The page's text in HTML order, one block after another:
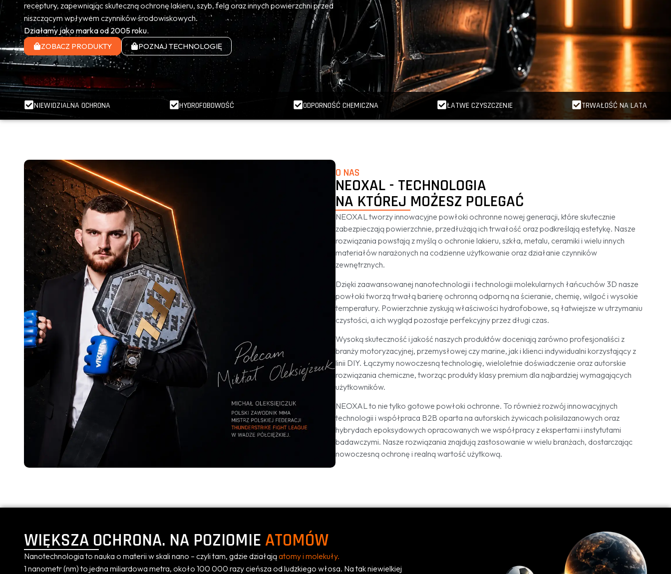
receptury, zapewniając skuteczną ochronę lakieru, szyb, felg oraz innych powierzchni przed
niszczącym wpływem czynników środowiskowych.
Działamy jako marka od 2005 roku.
ZOBACZ PRODUKTY POZNAJ TECHNOLOGIĘ
NIEWIDZIALNA OCHRONA HYDROFOBOWOŚĆ ODPORNOŚĆ CHEMICZNA ŁATWE CZYSZCZENIE TRWAŁOŚĆ NA LATA
O NAS
NEOXAL - TECHNOLOGIA
NA KTÓREJ MOŻESZ POLEGAĆ
NEOXAL tworzy innowacyjne powłoki ochronne nowej generacji, które skutecznie
zabezpieczają powierzchnie, przedłużają ich trwałość oraz podkreślają estetykę. Nasze
rozwiązania powstają z myślą o ochronie lakieru, szkła, metalu, ceramiki i wielu innych
materiałów narażonych na codzienne użytkowanie oraz działanie czynników
zewnętrznych.
Dzięki zaawansowanej nanotechnologii i technologii molekularnych łańcuchów 3D nasze
powłoki tworzą trwałą barierę ochronną odporną na ścieranie, chemię, wilgoć i wysokie
temperatury. Powierzchnie zyskują właściwości hydrofobowe, są łatwiejsze w utrzymaniu
czystości, a ich wygląd pozostaje perfekcyjny przez długi czas.
Wysoką skuteczność i jakość naszych produktów doceniają zarówno profesjonaliści z
branży motoryzacyjnej, przemysłowej czy marine, jak i klienci indywidualni korzystający z
linii DIY. Łączymy nowoczesną technologię, wieloletnie doświadczenie oraz autorskie
rozwiązania chemiczne, tworząc produkty klasy premium dla najbardziej wymagających
użytkowników.
NEOXAL to nie tylko gotowe powłoki ochronne. To również rozwój innowacyjnych
technologii i współpraca B2B oparta na autorskich żywicach polisilazanowych oraz
hybrydach epoksydowych opracowanych we współpracy z ekspertami i instytutami
badawczymi. Nasze rozwiązania znajdują zastosowanie w wielu branżach, dostarczając
nowoczesną ochronę i realną wartość użytkową.
WIĘKSZA OCHRONA. NA POZIOMIE ATOMÓW
Nanotechnologia to nauka o materii w skali nano – czyli tam, gdzie działająatomy i molekuły.
1 nanometr (nm) to jedna miliardowa metra, około 100 000 razy cieńsza od ludzkiego włosa. Na tak niewielkiej